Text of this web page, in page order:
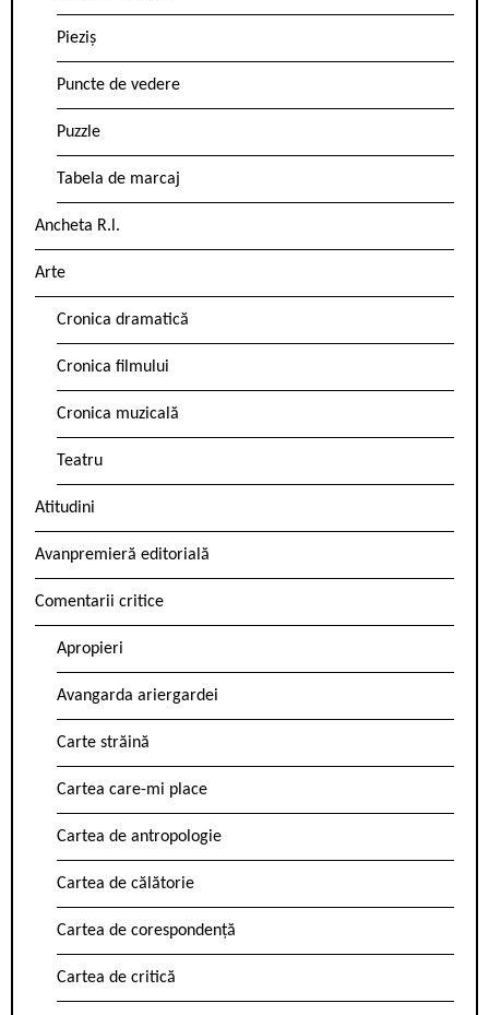
Pieziș
Puncte de vedere
Puzzle
Tabela de marcaj
Ancheta R.l.
Arte
Cronica dramatică
Cronica filmului
Cronica muzicală
Teatru
Atitudini
Avanpremieră editorială
Comentarii critice
Apropieri
Avangarda ariergardei
Carte străină
Cartea care-mi place
Cartea de antropologie
Cartea de călătorie
Cartea de corespondență
Cartea de critică